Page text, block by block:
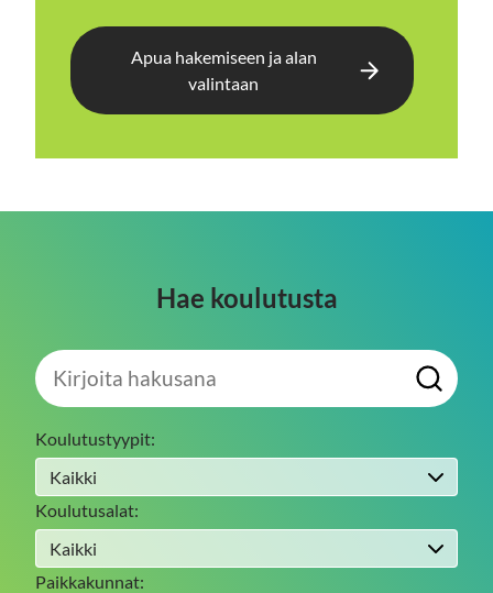
Apua hakemiseen ja alan
valintaan
Hae koulutusta
Kirjoita
hakusana
H
a
Koulutustyypit:
Koulutusalat:
Paikkakunnat: